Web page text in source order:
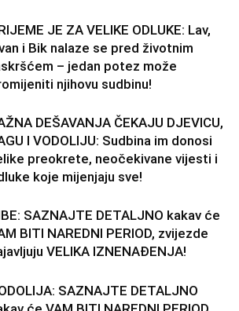
JE ZA VELIKE ODLUKE: Lav,
i Bik nalaze se pred životnim
– jedan potez može
njihovu sudbinu!
DEŠAVANJA ČEKAJU DJEVICU,
I VODOLIJU: Sudbina im donosi
preokrete, neočekivane vijesti i
koje mijenjaju sve!
SAZNAJTE DETALJNO kakav će
BITI NAREDNI PERIOD, zvijezde
VELIKA IZNENAĐENJA!
SAZNAJTE DETALJNO